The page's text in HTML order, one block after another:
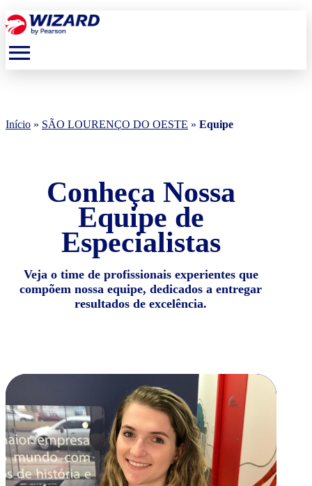
menu
Início » SÃO LOURENÇO DO OESTE » Equipe
Conheça Nossa
Equipe de
Especialistas
Veja o time de profissionais experientes que
compõem nossa equipe, dedicados a entregar
resultados de excelência.